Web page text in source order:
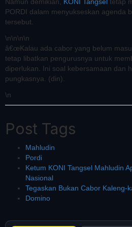
PORDI dalam menyukseskan agenda
tersebut.
\n\n\n\n
â€œKalau ada cabor yang belum
tetap libatkan pengurusnya untuk
diperlukan. Ini soal kebersamaan dan
pungkasnya. (din).
\n
Post Tags
Mahludin
Pordi
Ketum KONI Tangsel Mahludin
Nasional
Tegaskan Bukan Cabor Kaleng-
Domino